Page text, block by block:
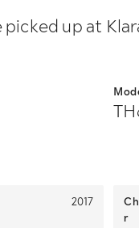
up at
2017
r